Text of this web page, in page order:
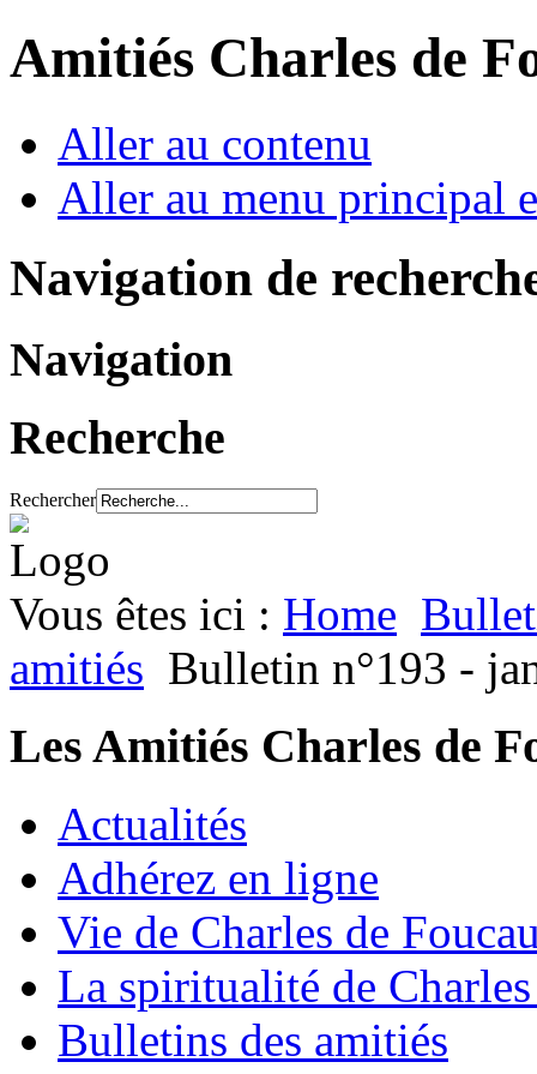
Amitiés Charles de
Aller au contenu
Aller au menu principal
Navigation de
Navigation
Recherche
Rechercher
Vous êtes ici : Home
amitiés Bulletin n°193 -
Les Amitiés Charles de
Actualités
Adhérez en ligne
Vie de Charles de
La spiritualité de
Bulletins des amitiés